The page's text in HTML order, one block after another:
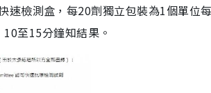
速檢測盒，每20劑獨立包裝為1個單位
至15分鐘知結果。